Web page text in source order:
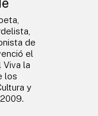
de
el
Viva la
los
y